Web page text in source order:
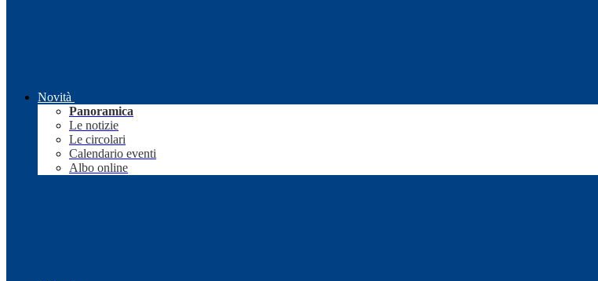
Novità
Panoramica
Le notizie
Le circolari
Calendario eventi
Albo online